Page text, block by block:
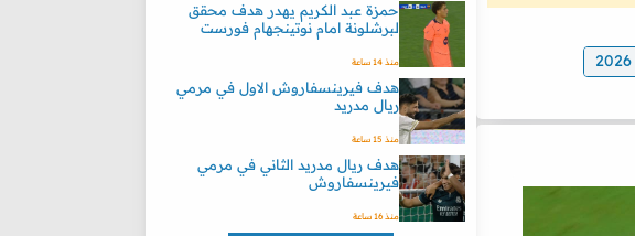
حمزة عبد الكريم يهدر هدف محقق
لبرشلونة امام نوتينجهام فورست
منذ 14 ساعة
هدف فيرينسفاروش الاول في مرمي
ريال مدريد
منذ 15 ساعة
هدف ريال مدريد الثاني في مرمي
فيرينسفاروش
منذ 16 ساعة